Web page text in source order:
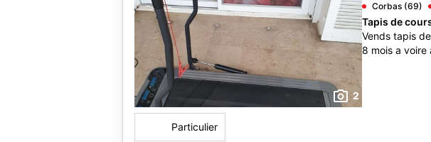
2
Corbas (69)
Tapis de
Vends tapis
8 mois a voire
Particulier